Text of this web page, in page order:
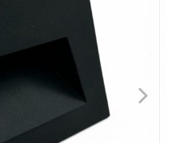
>